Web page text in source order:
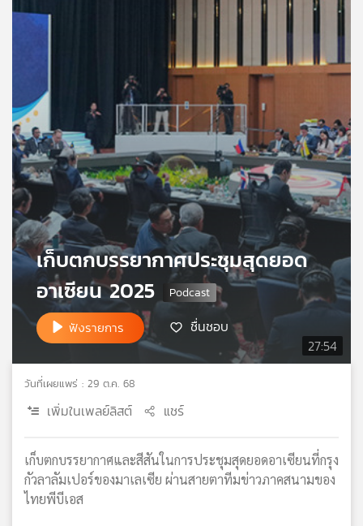
บทความ
และ
กิจกรรม
เกี่ยว
กับ
เรา
เครือ
ข่าย
วิทยุ
พี
แผนที่
วิทยุ
เครือ
ข่าย
27:54
เก็บตกบรรยากาศประชุมสุดยอด
อาเซียน 2025
ฟังรายการ ชื่นชอบ
วันที่เผยแพร่ : 29 ต.ค. 68
เพิ่มในเพลย์ลิสต์ แชร์
เก็บตกบรรยากาศและสีสันในการประชุมสุดยอดอาเซียนที่กรุง
กัวลาลัมเปอร์ของมาเลเซีย ผ่านสายตาทีมข่าวภาคสนามของ
ไทยพีบีเอส